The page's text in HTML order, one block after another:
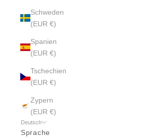
Schweden
(EUR €)
Spanien
(EUR €)
Tschechien
(EUR €)
Zypern
(EUR €)
Deutsch
Sprache